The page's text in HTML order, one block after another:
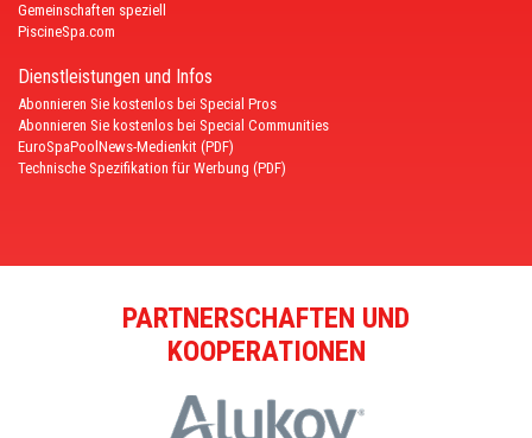
Gemeinschaften speziell
PiscineSpa.com
Dienstleistungen und Infos
Abonnieren Sie kostenlos bei Special Pros
Abonnieren Sie kostenlos bei Special Communities
EuroSpaPoolNews-Medienkit (PDF)
Technische Spezifikation für Werbung (PDF)
PARTNERSCHAFTEN UND
KOOPERATIONEN